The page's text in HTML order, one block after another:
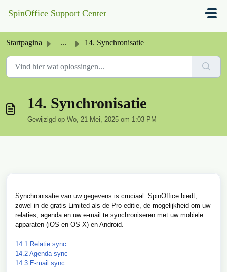
SpinOffice Support Center
Startpagina ... 14. Synchronisatie
14. Synchronisatie
Gewijzigd op Wo, 21 Mei, 2025 om 1:03 PM
Synchronisatie van uw gegevens is cruciaal. SpinOffice biedt,
zowel in de gratis Limited als de Pro editie, de mogelijkheid om uw
relaties, agenda en uw e-mail te synchroniseren met uw mobiele
apparaten (iOS en OS X) en Android.
14.1 Relatie sync
14.2 Agenda sync
14.3 E-mail sync